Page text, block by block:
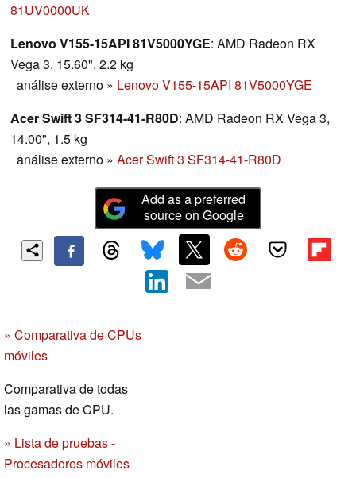
81UV0000UK
Lenovo V155-15API 81V5000YGE: AMD Radeon RX
Vega 3, 15.60", 2.2 kg
análise externo » Lenovo V155-15API 81V5000YGE
Acer Swift 3 SF314-41-R80D: AMD Radeon RX Vega 3,
14.00", 1.5 kg
análise externo » Acer Swift 3 SF314-41-R80D
Add as a preferred
source on Google
» Comparativa de CPUs
móviles
Comparativa de todas
las gamas de CPU.
» Lista de pruebas -
Procesadores móviles